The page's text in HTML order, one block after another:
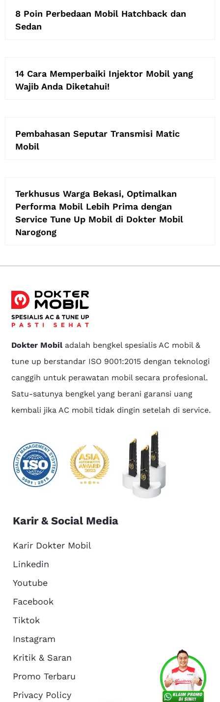
About Us
8 Poin Perbedaan Mobil Hatchback dan
Sedan
14 Cara Memperbaiki Injektor Mobil yang
Wajib Anda Diketahui!
Pembahasan Seputar Transmisi Matic
Mobil
Terkhusus Warga Bekasi, Optimalkan
Performa Mobil Lebih Prima dengan
Service Tune Up Mobil di Dokter Mobil
Narogong
Dokter Mobiladalah bengkel spesialis AC mobil &
tune up berstandar ISO 9001:2015 dengan teknologi
canggih untuk perawatan mobil secara profesional.
Satu-satunya bengkel yang berani garansi uang
kembali jika AC mobil tidak dingin setelah di service.
Karir & Social Media
Karir Dokter Mobil
Linkedin
Youtube
Facebook
Tiktok
Instagram
Kritik & Saran
Promo Terbaru
Privacy Policy